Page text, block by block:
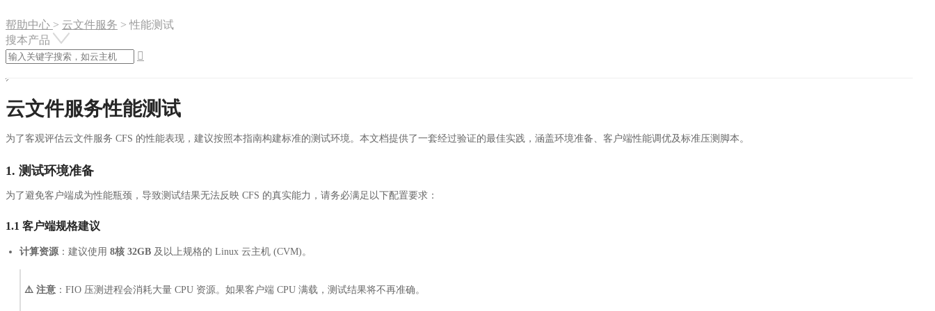
帮助中心 > 云文件服务 >性能测试
搜本产品

云文件服务性能测试
为了客观评估云文件服务 CFS 的性能表现，建议按照本指南构建标准的测试环境。本文档提供了一套经过验证的最佳实践，涵盖环境准备、客户端性能调优及标准压测脚本。
1. 测试环境准备
为了避免客户端成为性能瓶颈，导致测试结果无法反映 CFS 的真实能力，请务必满足以下配置要求：
1.1 客户端规格建议
计算资源 ：建议使用 8核 32GB 及以上规格的 Linux 云主机 (CVM)。
⚠️ 注意 ：FIO 压测进程会消耗大量 CPU 资源。如果客户端 CPU 满载，测试结果将不再准确。